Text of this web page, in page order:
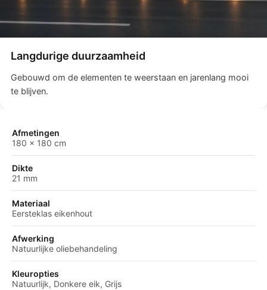
Langdurige duurzaamheid
Gebouwd om de elementen te weerstaan en jarenlang mooi
te blijven.
Afmetingen
180 × 180 cm
Dikte
21 mm
Materiaal
Eersteklas eikenhout
Afwerking
Natuurlijke oliebehandeling
Kleuropties
Natuurlijk, Donkere eik, Grijs